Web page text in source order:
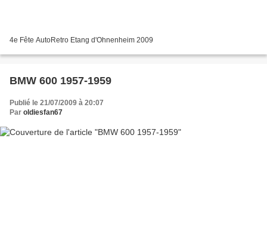
4e Fête AutoRetro Etang d'Ohnenheim 2009
BMW 600 1957-1959
Publié le 21/07/2009 à 20:07
Par oldiesfan67